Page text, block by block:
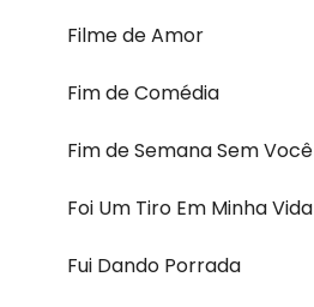
Filme de Amor
Fim de Comédia
Fim de Semana Sem Você
Foi Um Tiro Em Minha Vida
Fui Dando Porrada